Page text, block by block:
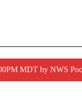
MDT by NWS